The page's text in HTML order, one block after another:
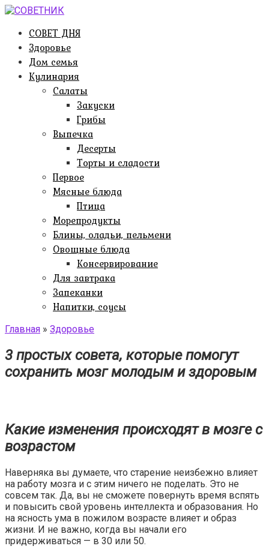
Перейти
контентуСОВЕТ ДНЯ
Здоровье
Дом семья
Кулинария
Салаты
Закуски
Грибы
Выпечка
Десерты
Торты и сладости
Первое
Мясные блюда
Птица
Морепродукты
Блины, оладьи, пельмени
Овощные блюда
Консервирование
Для завтрака
Запеканки
Напитки, соусы
Главная » Здоровье
3 простых совета, которые помогут
сохранить мозг молодым и здоровым
Какие изменения происходят в мозге с
возрастом
Наверняка вы думаете, что старение неизбежно влияет
на работу мозга и с этим ничего не поделать. Это не
совсем так. Да, вы не сможете повернуть время вспять
и повысить свой уровень интеллекта и образования. Но
на ясность ума в пожилом возрасте влияет и образ
жизни. И не важно, когда вы начали его
придерживаться — в 30 или 50.